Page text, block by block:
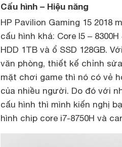
Cấu hình – Hiệu năng
HP Pavilion Gaming 15
cấu hình khá: Core I5 –
HDD 1TB và ổ SSD 128GB.
văn phòng, thiết kế chỉnh
mặt chơi game thì nó có vẻ
của nhiều người. Do đó với
cấu hình thì mình kiến nghị
hình chip core i7-8750H và